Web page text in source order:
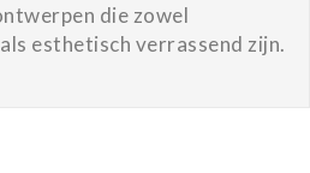
die zowel
esthetisch verrassend zijn.